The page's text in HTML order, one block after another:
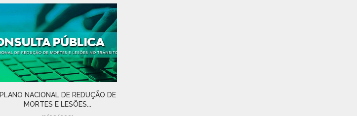
PLANO NACIONAL DE REDUÇÃO DE
MORTES E LESÕES...